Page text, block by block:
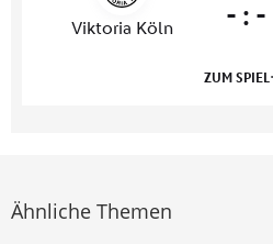
Ähnliche Themen